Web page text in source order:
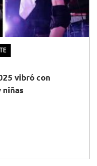
vibró con
niñas